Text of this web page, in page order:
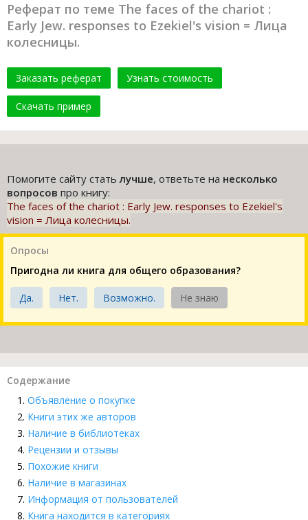
Реферат по теме The faces of the chariot :
Early Jew. responses to Ezekiel's vision = Лица
колесницы.
Заказать реферат Узнать стоимость
Скачать пример
Помогите сайту статьлучше, ответьте на несколько
вопросов про книгу:
The faces of the chariot : Early Jew. responses to Ezekiel's
vision = Лица колесницы.
Опросы
Пригодна ли книга для общего образования?
Да. Нет. Возможно. Не знаю
Содержание
Объявление о покупке
Книги этих же авторов
Наличие в библиотеках
Рецензии и отзывы
Похожие книги
Наличие в магазинах
Информация от пользователей
Книга находится в категориях